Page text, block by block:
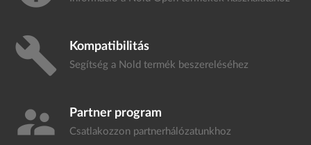
build Kompatibilitás
Segítség a Nold termék beszereléséhez
supervisor_account Partner program
Csatlakozzon partnerhálózatunkhoz